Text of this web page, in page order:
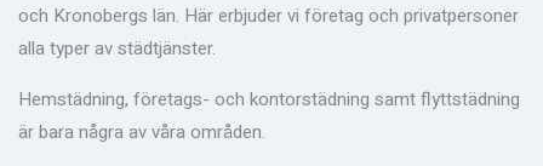
och Kronobergs län. Här erbjuder vi företag och privatpersoner
alla typer av städtjänster.
Hemstädning, företags- och kontorstädning samt flyttstädning
är bara några av våra områden.